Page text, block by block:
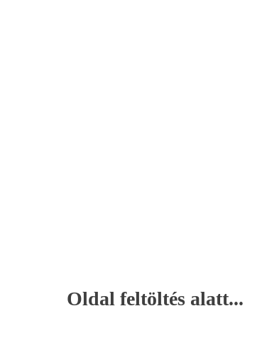
Oldal feltöltés alatt...